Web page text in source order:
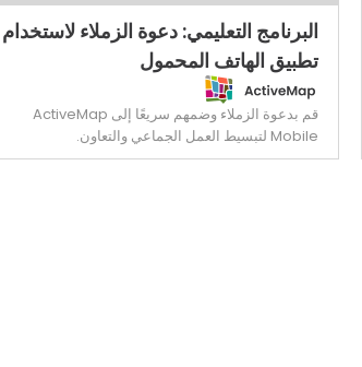
البرنامج التعليمي: دعوة الزملاء لاستخدام
تطبيق الهاتف المحمول
قم بدعوة الزملاء وضمهم سريعًا إلى ActiveMap
Mobile لتبسيط العمل الجماعي والتعاون.